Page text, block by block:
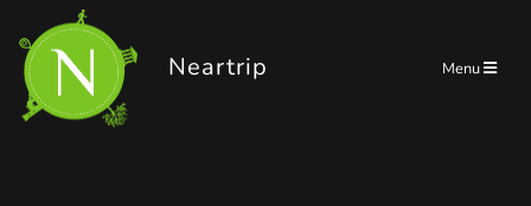
Panneau de gestion des cookies
Neartrip Menu